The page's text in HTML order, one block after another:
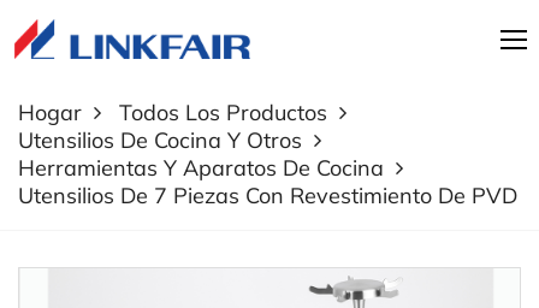
Hogar
Todos Los Productos
Utensilios De Cocina Y Otros
Herramientas Y Aparatos De Cocina
Utensilios De 7 Piezas Con Revestimiento De PVD